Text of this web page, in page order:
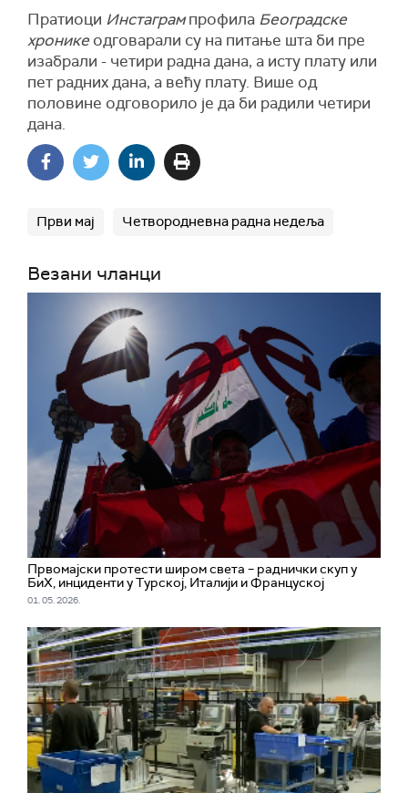
Пратиоци Инстагрампрофила Београдске
хроникеодговарали су на питање шта би пре
изабрали - четири радна дана, а исту плату или
пет радних дана, а већу плату. Више од
половине одговорило је да би радили четири
дана.
Први мај Четвородневна радна недеља
Везани чланци
Првомајски протести широм света – раднички скуп у
БиХ, инциденти у Турској, Италији и Француској
01. 05. 2026.